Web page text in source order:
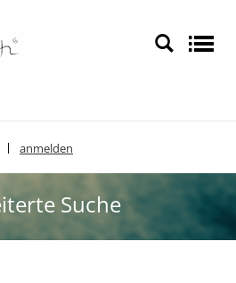
anmelden
Suche